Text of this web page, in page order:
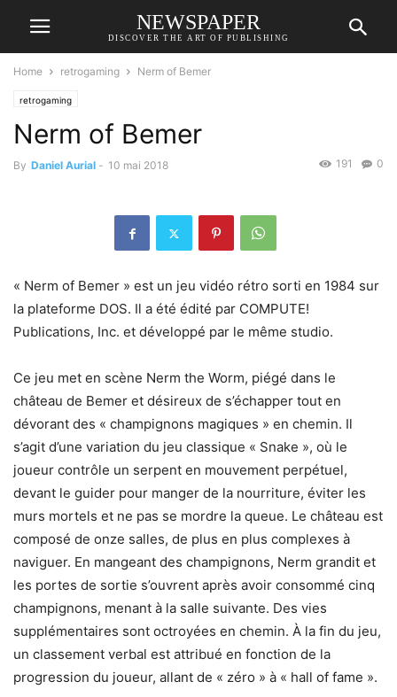
NEWSPAPER
DISCOVER THE ART OF PUBLISHING
Home retrogaming Nerm of Bemer
retrogaming
Nerm of Bemer
By Daniel Aurial - 10 mai 2018 0
191
« Nerm of Bemer » est un jeu vidéo rétro sorti en 1984 sur
la plateforme DOS. Il a été édité par COMPUTE!
Publications, Inc. et développé par le même studio.
Ce jeu met en scène Nerm the Worm, piégé dans le
château de Bemer et désireux de s’échapper tout en
dévorant des « champignons magiques » en chemin. Il
s’agit d’une variation du jeu classique « Snake », où le
joueur contrôle un serpent en mouvement perpétuel,
devant le guider pour manger de la nourriture, éviter les
murs mortels et ne pas se mordre la queue. Le château est
composé de onze salles, de plus en plus complexes à
naviguer. En mangeant des champignons, Nerm grandit et
les portes de sortie s’ouvrent après avoir consommé cinq
champignons, menant à la salle suivante. Des vies
supplémentaires sont octroyées en chemin. À la fin du jeu,
un classement verbal est attribué en fonction de la
progression du joueur, allant de « zéro » à « hall of fame ».